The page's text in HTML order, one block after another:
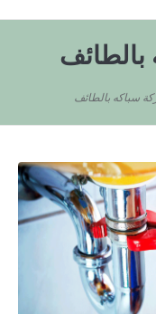
سباكه بالطائف